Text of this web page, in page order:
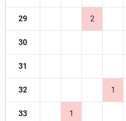
29 2
30
31
32 1
33 1